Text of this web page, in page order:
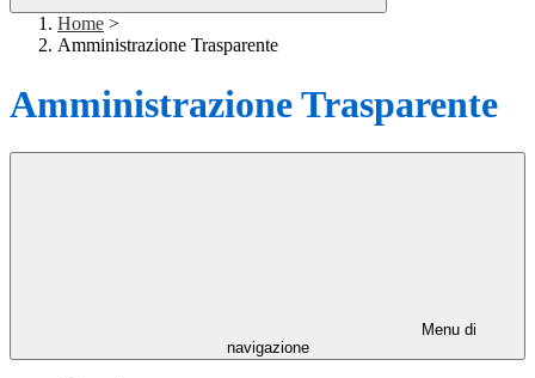
Home >
Amministrazione Trasparente
Amministrazione Trasparente
Menu di
navigazione